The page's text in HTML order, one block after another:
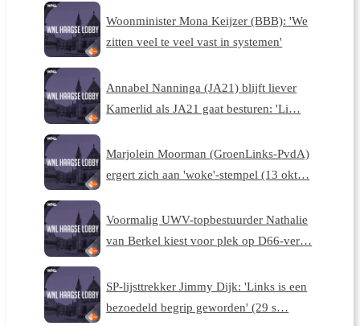
Woonminister Mona Keijzer (BBB): 'We
zitten veel te veel vast in systemen'
Annabel Nanninga (JA21) blijft liever
Kamerlid als JA21 gaat besturen: 'Li…
Marjolein Moorman (GroenLinks-PvdA)
ergert zich aan 'woke'-stempel (13 okt…
Voormalig UWV-topbestuurder Nathalie
van Berkel kiest voor plek op D66-ver…
SP-lijsttrekker Jimmy Dijk: 'Links is een
bezoedeld begrip geworden' (29 s…